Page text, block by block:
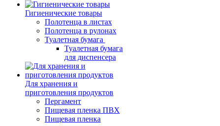
Гигиенические товары
Полотенца в листах
Полотенца в рулонах
Туалетная бумага
Туалетная бумага
для диспенсера
Для хранения и
приготовления продуктов
Пергамент
Пищевая пленка ПВХ
Пищевая пленка